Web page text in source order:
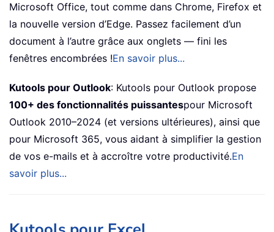
Microsoft Office, tout comme dans Chrome, Firefox et
la nouvelle version d’Edge. Passez facilement d’un
document à l’autre grâce aux onglets — fini les
fenêtres encombrées !En savoir plus...
Kutools pour Outlook: Kutools pour Outlook propose
100+ des fonctionnalités puissantespour Microsoft
Outlook 2010–2024 (et versions ultérieures), ainsi que
pour Microsoft 365, vous aidant à simplifier la gestion
de vos e-mails et à accroître votre productivité.En
savoir plus...